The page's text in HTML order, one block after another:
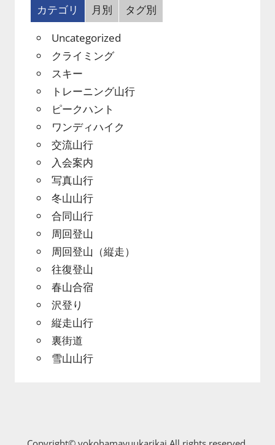
カテゴリ 月別
タグ別
Uncategorized
クライミング
スキー
トレーニング山行
ピークハント
ワンディハイク
交流山行
入会案内
写真山行
冬山山行
合同山行
周回登山
周回登山（縦走）
往復登山
春山合宿
沢登り
縦走山行
裏街道
雪山山行